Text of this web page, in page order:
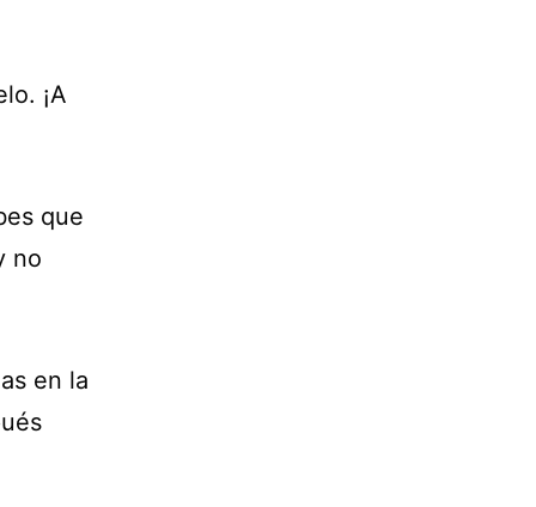
¡A
que
no
en la